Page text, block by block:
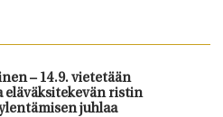
– 14.9. vietetään
eläväksitekevän ristin
juhlaa